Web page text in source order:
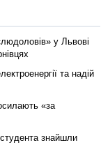
у Львові
та надій
«за
знайшли
Західної